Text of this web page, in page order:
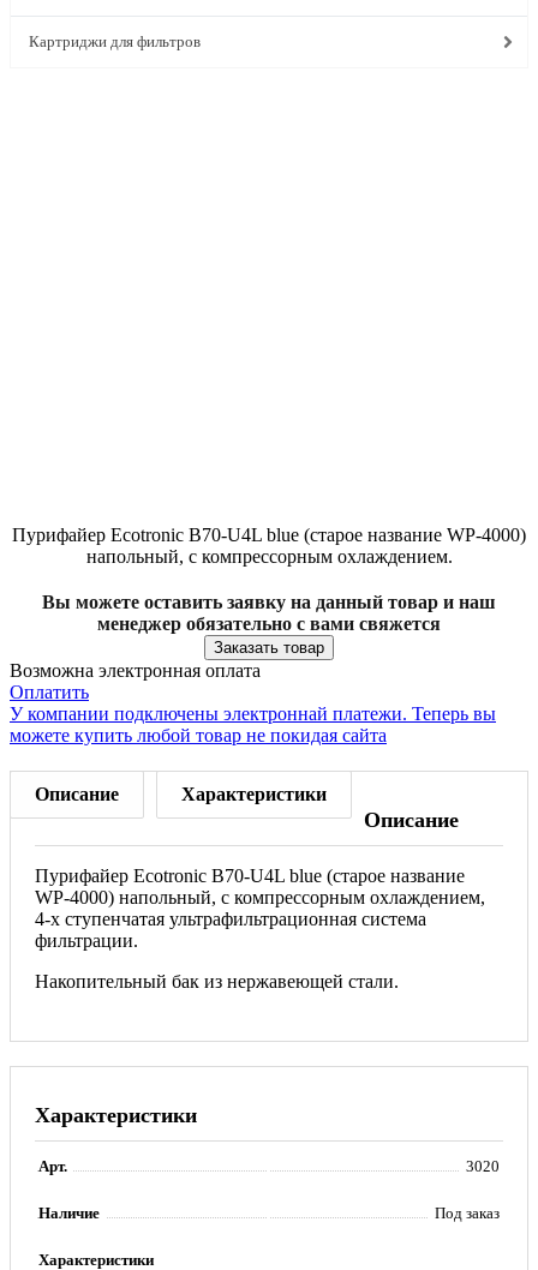
Картриджи для фильтров
Пурифайер Ecotronic B70-U4L blue (старое название WP-4000)
напольный, с компрессорным охлаждением.
Вы можете оставить заявку на данный товар и наш
менеджер обязательно с вами свяжется
Заказать товар
Возможна электронная оплата
Оплатить
У компании подключены электроннай платежи. Теперь вы
можете купить любой товар не покидая сайта
Описание Характеристики
Описание
Пурифайер Ecotronic B70-U4L blue (старое название
WP-4000) напольный, с компрессорным охлаждением,
4-х ступенчатая ультрафильтрационная система
фильтрации.
Накопительный бак из нержавеющей стали.
Характеристики
Арт. 3020
Наличие Под заказ
Характеристики